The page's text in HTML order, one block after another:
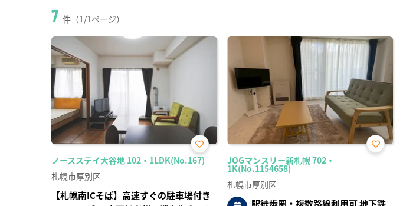
7 件（1/1ページ）
ノースステイ大谷地 102・1LDK(No.167)
お気
に入
札幌市厚別区
【札幌南ICそば】高速すぐの駐車場付き
JOGマンスリー新札幌 702・
1K(No.1154658)
お気
札幌市厚別区
駅徒歩圏・複数路線利用可 地下鉄